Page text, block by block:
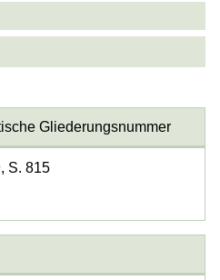
Gliederungsnummer
S. 815